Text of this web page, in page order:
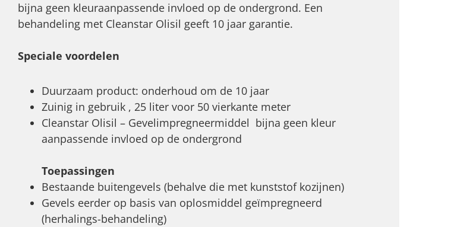
bijna geen kleuraanpassende invloed op de ondergrond. Een
behandeling met Cleanstar Olisil geeft 10 jaar garantie.
Speciale voordelen
Duurzaam product: onderhoud om de 10 jaar
Zuinig in gebruik , 25 liter voor 50 vierkante meter
Cleanstar Olisil – Gevelimpregneermiddel bijna geen kleur
aanpassende invloed op de ondergrond
Toepassingen
Bestaande buitengevels (behalve die met kunststof kozijnen)
Gevels eerder op basis van oplosmiddel geïmpregneerd
(herhalings-behandeling)